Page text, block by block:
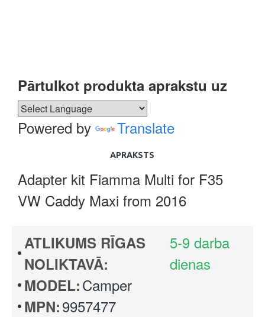
Pārtulkot produkta aprakstu uz
Powered by Translate
APRAKSTS
Adapter kit Fiamma Multi for F35
VW Caddy Maxi from 2016
ATLIKUMS RĪGAS
NOLIKTAVĀ:
5-9 darba
dienas
MODEL:Camper
MPN:9957477